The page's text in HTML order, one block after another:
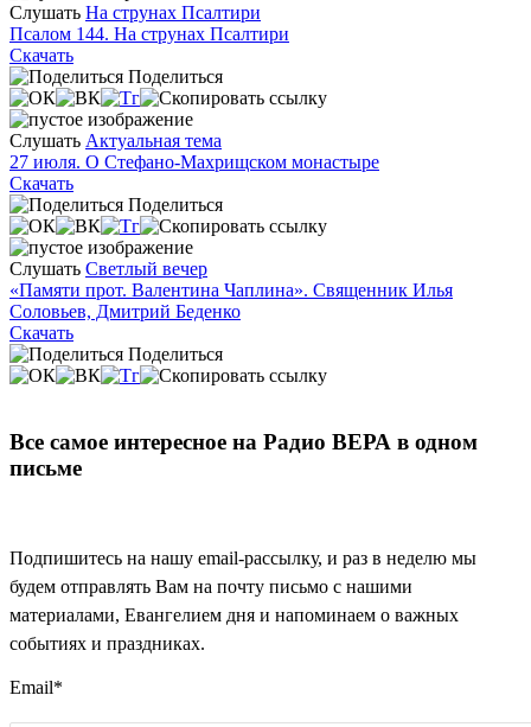
Слушать На струнах Псалтири
Псалом 144. На струнах Псалтири
Скачать
Поделиться
Слушать Актуальная тема
27 июля. О Стефано-Махрищском монастыре
Скачать
Поделиться
Слушать Светлый вечер
«Памяти прот. Валентина Чаплина». Священник Илья
Соловьев, Дмитрий Беденко
Скачать
Поделиться
Все самое интересное на Радио ВЕРА в одном
письме
Подпишитесь на нашу email-рассылку, и раз в неделю мы
будем отправлять Вам на почту письмо с нашими
материалами, Евангелием дня и напоминаем о важных
событиях и праздниках.
Email*